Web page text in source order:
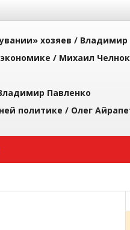
хозяев / Владимир
/ Михаил
Павленко
политике / Олег